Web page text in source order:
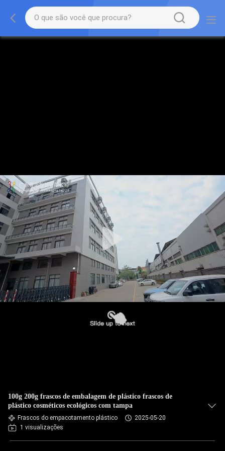
100g 200g frascos de embalagem de plástico frascos de
plástico cosméticos ecológicos com tampa
Frascos do empacotamento plástico
2025-05-20
1 visualizações